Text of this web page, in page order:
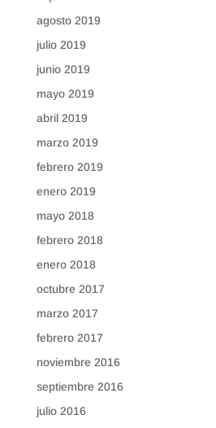
agosto 2019
julio 2019
junio 2019
mayo 2019
abril 2019
marzo 2019
febrero 2019
enero 2019
mayo 2018
febrero 2018
enero 2018
octubre 2017
marzo 2017
febrero 2017
noviembre 2016
septiembre 2016
julio 2016